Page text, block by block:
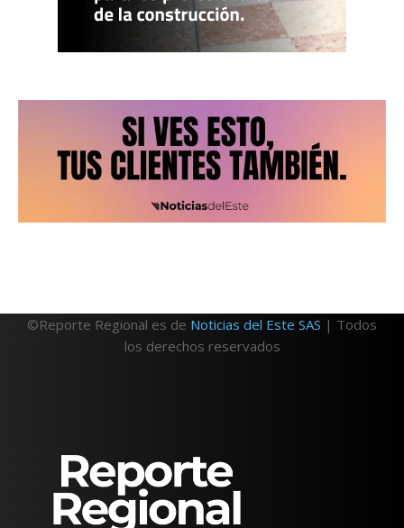
©Reporte Regional es de Noticias del Este SAS | Todos
los derechos reservados